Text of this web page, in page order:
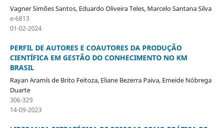
Vagner Simões Santos, Eduardo Oliveira Teles, Marcelo Santana Silva
e-6813
01-02-2024
PERFIL DE AUTORES E COAUTORES DA PRODUÇÃO
CIENTÍFICA EM GESTÃO DO CONHECIMENTO NO KM
BRASIL
Rayan Aramís de Brito Feitoza, Eliane Bezerra Paiva, Emeide Nóbrega
Duarte
306-329
14-09-2023